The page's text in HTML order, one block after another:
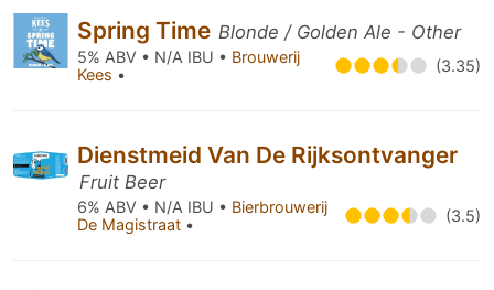
Spring Time Blonde / Golden Ale - Other
5% ABV • N/A IBU • Brouwerij
Kees • (3.35)
Dienstmeid Van De Rijksontvanger
Fruit Beer
6% ABV • N/A IBU • Bierbrouwerij
De Magistraat • (3.5)